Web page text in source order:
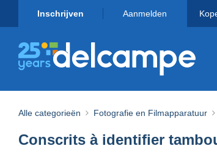
Inschrijven Aanmelden
Alle categorieën Fotografie en Filmapparatuur
Conscrits à identifier